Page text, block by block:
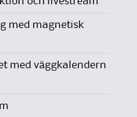
med magnetisk
med väggkalendern